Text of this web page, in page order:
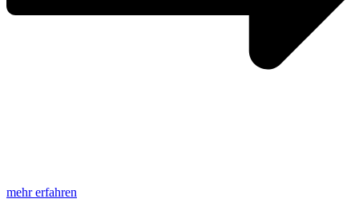
mehr erfahren